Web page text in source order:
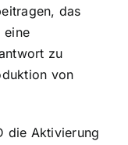
das
eine
zu
von
die Aktivierung